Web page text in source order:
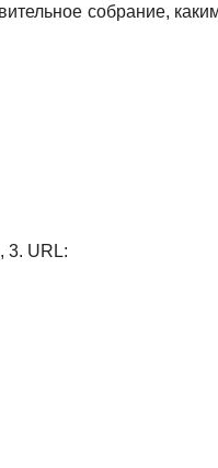
собрание,
3. URL: